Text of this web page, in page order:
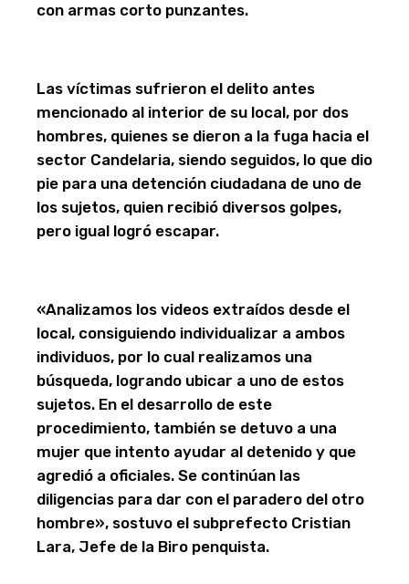
con armas corto punzantes.
Las víctimas sufrieron el delito antes
mencionado al interior de su local, por dos
hombres, quienes se dieron a la fuga hacia el
sector Candelaria, siendo seguidos, lo que dio
pie para una detención ciudadana de uno de
los sujetos, quien recibió diversos golpes,
pero igual logró escapar.
«Analizamos los videos extraídos desde el
local, consiguiendo individualizar a ambos
individuos, por lo cual realizamos una
búsqueda, logrando ubicar a uno de estos
sujetos. En el desarrollo de este
procedimiento, también se detuvo a una
mujer que intento ayudar al detenido y que
agredió a oficiales. Se continúan las
diligencias para dar con el paradero del otro
hombre», sostuvo el subprefecto Cristian
Lara, Jefe de la Biro penquista.